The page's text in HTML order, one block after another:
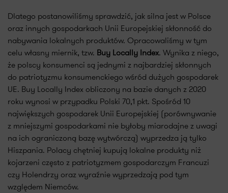
Dlatego postanowiliśmy sprawdzić, jak silna jest w Polsce
oraz innych gospodarkach Unii Europejskiej skłonność do
nabywania lokalnych produktów. Opracowaliśmy w tym
celu własny miernik, tzw. Buy Locally Index. Wynika z niego,
że polscy konsumenci są jednymi z najbardziej skłonnych
do patriotyzmu konsumenckiego wśród dużych gospodarek
UE. Buy Locally Index obliczony na bazie danych z 2020
roku wynosi w przypadku Polski 70,1 pkt. Spośród 10
największych gospodarek Unii Europejskiej (porównywanie
z mniejszymi gospodarkami nie byłoby miarodajne z uwagi
na ich ograniczoną bazę wytwórczą) wyprzedza ją tylko
Hiszpania. Polacy chętniej kupują lokalne produkty niż
kojarzeni często z patriotyzmem gospodarczym Francuzi
czy Holendrzy oraz wyraźnie wyprzedzają pod tym
względem Niemców.